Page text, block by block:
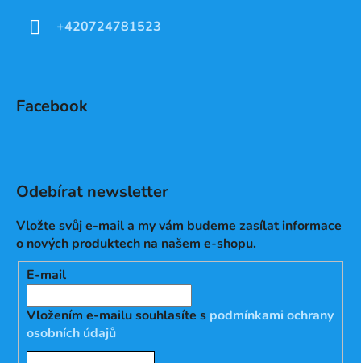
+420724781523
Facebook
Odebírat newsletter
Vložte svůj e-mail a my vám budeme zasílat informace
o nových produktech na našem e-shopu.
E-mail
Vložením e-mailu souhlasíte s podmínkami ochrany
osobních údajů